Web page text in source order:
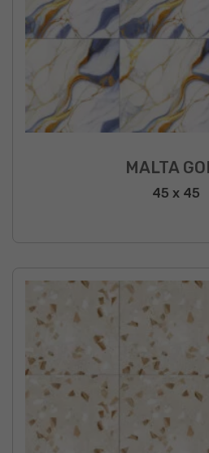
MALTA
45 x 45